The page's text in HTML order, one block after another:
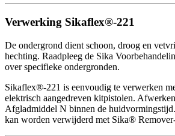
Verwerking Sikaflex®-221
De ondergrond dient schoon, droog en
hechting. Raadpleeg de Sika
over specifieke ondergronden.
Sikaflex®-221 is eenvoudig te verwerken
elektrisch aangedreven kitpistolen.
Afgladmiddel N binnen de
kan worden verwijderd met Sika®